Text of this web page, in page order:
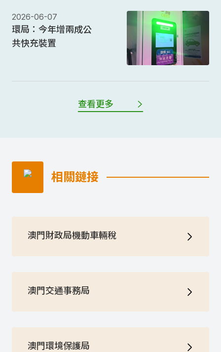
2026-06-07
環局：今年增兩成公
共快充裝置
查看更多
相關鏈接
澳門財政局機動車輛稅
澳門交通事務局
澳門環境保護局